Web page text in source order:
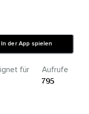
In der App spielen
für
Aufrufe
795